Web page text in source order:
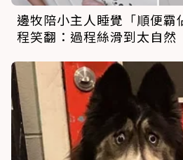
邊牧陪小主人睡覺「順便霸
程笑翻：過程絲滑到太自然